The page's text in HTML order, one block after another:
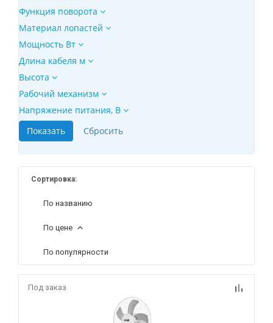
Функция поворота
Материал лопастей
Мощность Вт
Длина кабеля м
Высота
Рабочий механизм
Напряжение питания, В
Сортировка:
По названию
По цене
По популярности
Под заказ